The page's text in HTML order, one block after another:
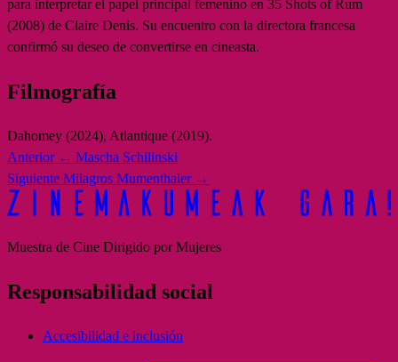
para interpretar el papel principal femenino en 35 Shots of Rum
(2008) de Claire Denis. Su encuentro con la directora francesa
confirmó su deseo de convertirse en cineasta.
Filmografía
Dahomey (2024), Atlantique (2019).
Anterior ← Mascha Schilinski
Siguiente Milagros Mumenthaler →
Muestra de Cine Dirigido por Mujeres
Responsabilidad social
Accesibilidad e inclusión